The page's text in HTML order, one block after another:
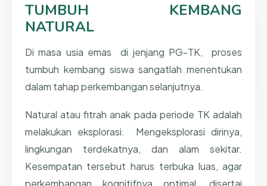
TUMBUH KEMBANG
NATURAL
Di masa usia emas di jenjang PG-TK, proses
tumbuh kembang siswa sangatlah menentukan
dalam tahap perkembangan selanjutnya.
Natural atau fitrah anak pada periode TK adalah
melakukan eksplorasi. Mengeksplorasi dirinya,
lingkungan terdekatnya, dan alam sekitar.
Kesempatan tersebut harus terbuka luas, agar
perkembangan kognitifnya optimal, disertai